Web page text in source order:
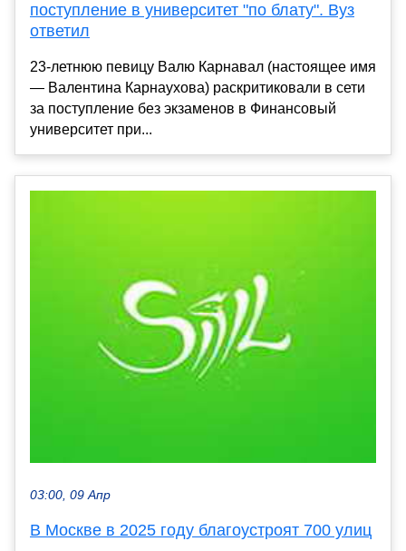
поступление в университет "по блату". Вуз
ответил
23-летнюю певицу Валю Карнавал (настоящее имя
— Валентина Карнаухова) раскритиковали в сети
за поступление без экзаменов в Финансовый
университет при...
03:00, 09 Апр
В Москве в 2025 году благоустроят 700 улиц